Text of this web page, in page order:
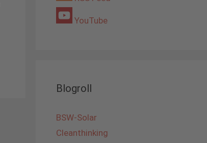
YouTube
Blogroll
BSW-Solar
Cleanthinking